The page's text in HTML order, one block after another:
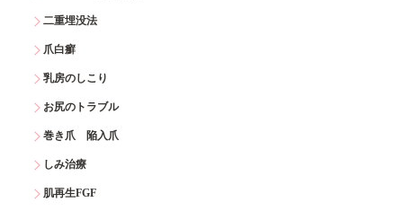
二重埋没法
爪白癬
乳房のしこり
お尻のトラブル
巻き爪 陥入爪
しみ治療
肌再生FGF